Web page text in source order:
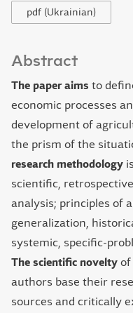
pdf (Ukrainian)
Abstract
The paper aims to
economic processes
development of
the prism of the
research methodology
scientific,
analysis; principles of
generalization,
systemic, specific-
The scientific novelty of
authors base their
sources and critically